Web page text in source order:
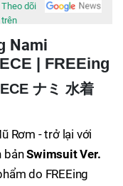
Theo dõi
trên
Nami
| FREEing
ナミ 水着
Rơm - trở lại với
bảnSwimsuit Ver.
do FREEing